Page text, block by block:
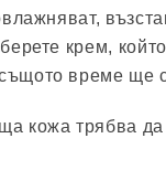
крем,
време ще
кожа трябва да